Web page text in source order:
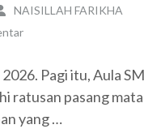
NAISILLAH FARIKHA
Pagi itu, Aula
ratusan pasang
yang …